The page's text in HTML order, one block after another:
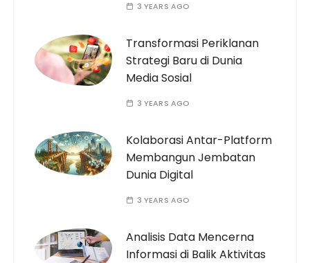
3 YEARS AGO
Transformasi Periklanan
Strategi Baru di Dunia
Media Sosial
3 YEARS AGO
Kolaborasi Antar-Platform
Membangun Jembatan
Dunia Digital
3 YEARS AGO
Analisis Data Mencerna
Informasi di Balik Aktivitas